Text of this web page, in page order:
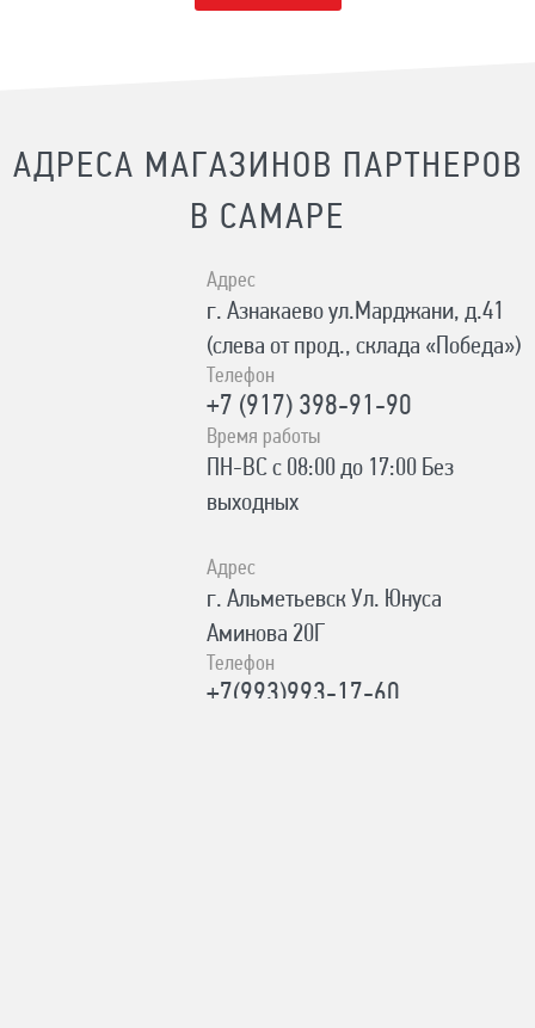
АДРЕСА МАГАЗИНОВ ПАРТНЕРОВ
В САМАРЕ
Адрес
г. Азнакаево ул.Марджани, д.41
(слева от прод., склада «Победа»)
Телефон
+7 (917) 398-91-90
Время работы
ПН-ВС с 08:00 до 17:00 Без
выходных
Адрес
г. Альметьевск Ул. Юнуса
Аминова 20Г
Телефон
+7(993)993-17-60